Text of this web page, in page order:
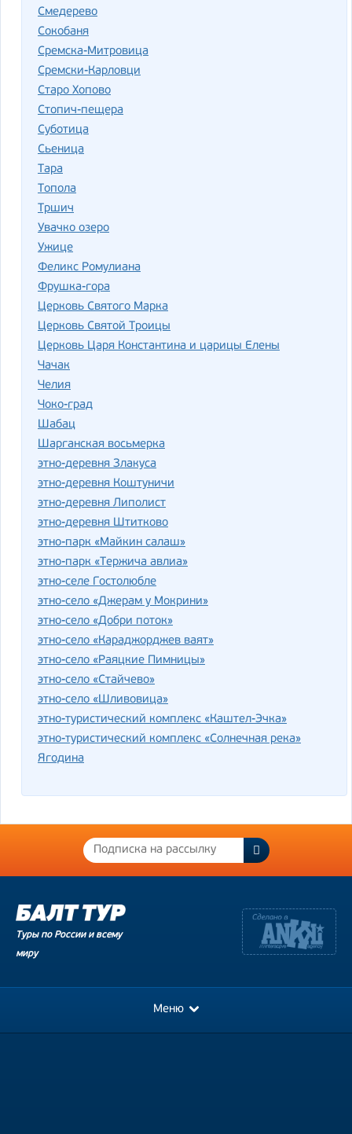
Смедерево
Сокобаня
Сремска-Митровица
Сремски-Карловци
Старо Хопово
Стопич-пещера
Суботица
Сьеница
Тара
Топола
Тршич
Увачко озеро
Ужице
Феликс Ромулиана
Фрушка-гора
Церковь Святого Марка
Церковь Святой Троицы
Церковь Царя Константина и царицы Елены
Чачак
Челия
Чоко-град
Шабац
Шарганская восьмерка
этно-деревня Злакуса
этно-деревня Коштуничи
этно-деревня Липолист
этно-деревня Штитково
этно-парк «Майкин салаш»
этно-парк «Тержича авлиа»
этно-селе Гостолюбле
этно-село «Джерам у Мокрини»
этно-село «Добри поток»
этно-село «Караджорджев ваят»
этно-село «Раяцкие Пимницы»
этно-село «Стайчево»
этно-село «Шливовица»
этно-туристический комплекс «Каштел-Эчка»
этно-туристический комплекс «Солнечная река»
Ягодина
Туры по России и всему
миру
Меню